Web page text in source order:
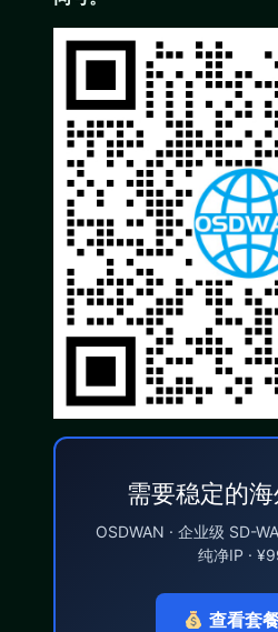
需要稳定的
OSDWAN · 企业级 SD-
纯净IP ·
查看套